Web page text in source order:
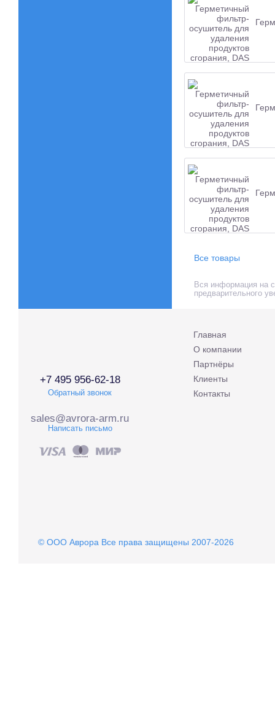
Все товары
Вся информация на
предварительного
+7 495 956-62-18
Обратный звонок
sales@avrora-arm.ru
Написать письмо
Главная
О компании
Партнёры
Клиенты
Контакты
© OOO Аврора Все права защищены 2007-2026